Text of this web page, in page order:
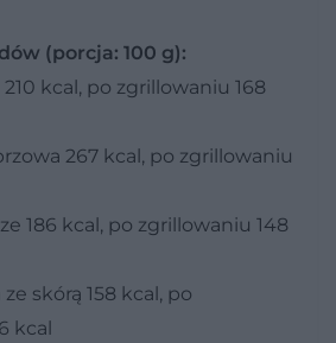
(porcja: 100 g):
210 kcal, po zgrillowaniu 168
267 kcal, po zgrillowaniu
186 kcal, po zgrillowaniu 148
skórą 158 kcal, po
kcal